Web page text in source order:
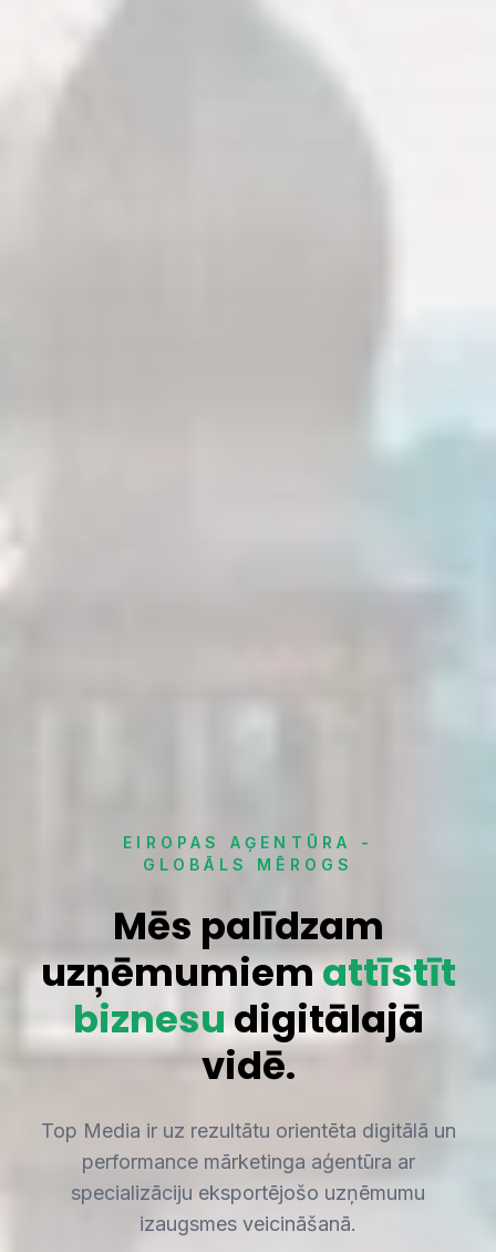
EIROPAS AĢENTŪRA -
GLOBĀLS MĒROGS
Mēs palīdzam
uzņēmumiemattīstīt
biznesu digitālajā
vidē.
Top Media ir uz rezultātu orientēta digitālā un
performance mārketinga aģentūra ar
specializāciju eksportējošo uzņēmumu
izaugsmes veicināšanā.